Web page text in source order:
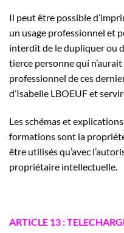
Il peut être possible
un usage professionnel et
interdit de le dupliquer ou
tierce personne qui
professionnel de ces
d’Isabelle LBOEUF et
Les schémas et
formations sont la
être utilisés qu’avec
propriétaire intellectuelle.
ARTICLE 13 :